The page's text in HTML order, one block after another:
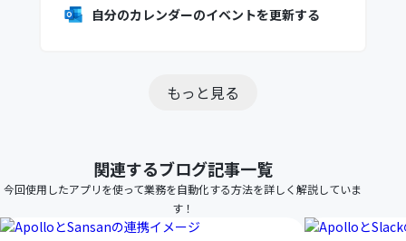
自分のカレンダーのイベントを更新する
もっと見る
関連するブログ記事一覧
今回使用したアプリを使って業務を自動化する方法を詳しく解説していま
す！